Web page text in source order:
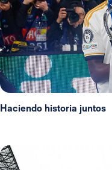
Haciendo historia juntos